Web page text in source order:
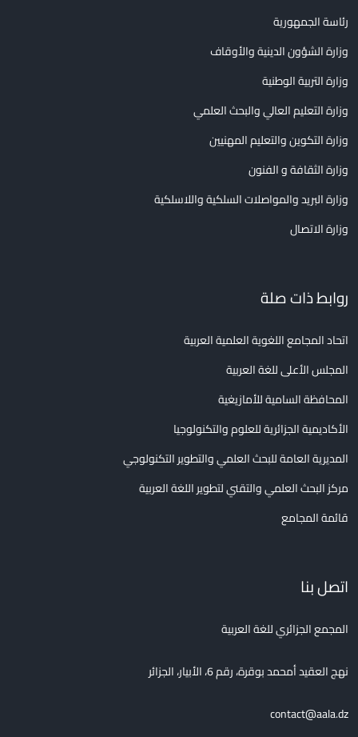
رئاسة الجمهورية
وزارة الشؤون الدينية والأوقاف
وزارة التربية الوطنية
وزارة التعليم العالي والبحث العلمي
وزارة التكوين والتعليم المهنيين
وزارة الثقافة و الفنون
وزارة البريد والمواصلات السلكية واللاسلكية
وزارة الاتصال
روابط ذات صلة
اتحاد المجامع اللغوية العلمية العربية
المجلس الأعلى للغة العربية
المحافظة السامية للأمازيغية
الأكاديمية الجزائرية للعلوم والتكنولوجيا
المديرية العامة للبحث العلمي والتطوير التكنولوجي
مركز البحث العلمي والتقني لتطوير اللغة العربية
قائمة المجامع
اتصل بنا
المجمع الجزائري للغة العربية
نهج العقيد أمحمد بوقرة، رقم 6، الأبيار، الجزائر
contact@aala.dz